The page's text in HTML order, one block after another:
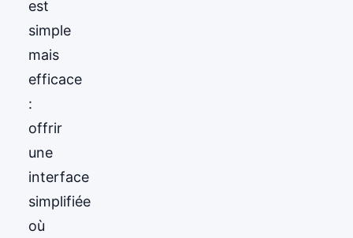
est
simple
mais
efficace
:
offrir
une
interface
simplifiée
où